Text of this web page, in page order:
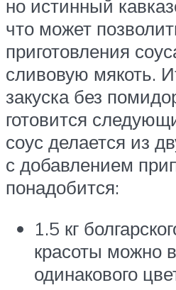
но истинный
что может
приготовления
сливовую мякоть.
закуска без
готовится
соус делается из
с добавлением
понадобится:
1.5 кг
красоты можно
одинакового